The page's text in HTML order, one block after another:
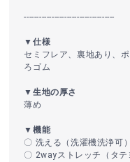
------------------------------------
▼仕様
セミフレア、裏地あり、
ろゴム
▼生地の厚さ
薄め
▼機能
〇 洗える（洗濯機洗浄可）
〇 2wayストレッチ（タテ